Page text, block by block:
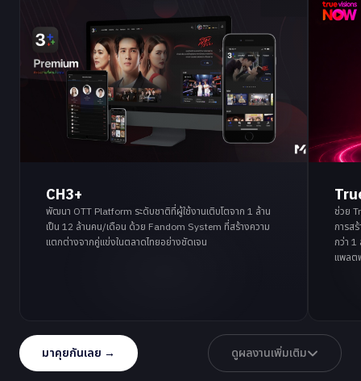
CH3+
พัฒนา OTT Platform ระดับชาติที่ผู้ใช้งานเติบโตจาก 1 ล้าน
เป็น 12 ล้านคน/เดือน ด้วย Fandom System ที่สร้างความ
แตกต่างจากคู่แข่งในตลาดไทยอย่างชัดเจน
ช่วย
การส
กว่า
แพลต
มาคุยกันเลย → ดูผลงานเพิ่มเติม